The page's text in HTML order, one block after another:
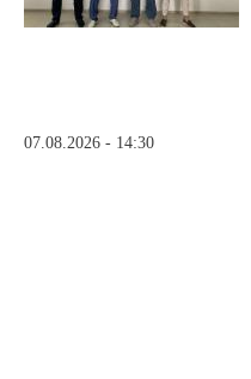
07.08.2026 - 14:30